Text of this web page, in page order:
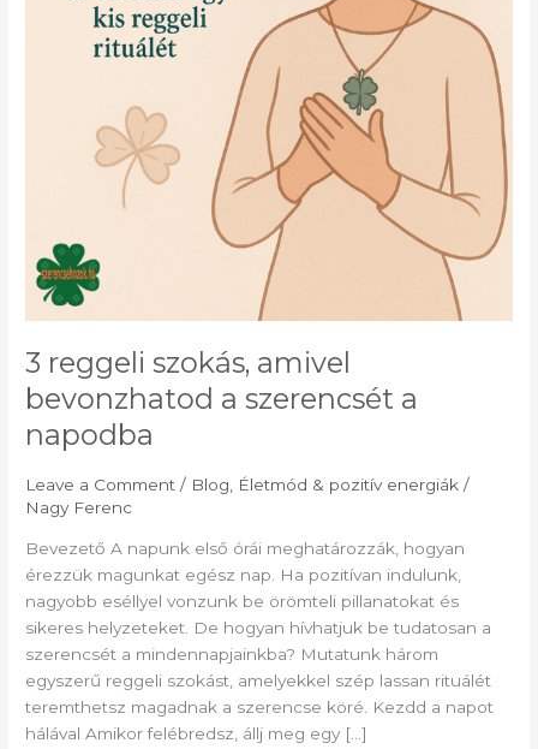
3 reggeli szokás, amivel
bevonzhatod a szerencsét a
napodba
Leave a Comment / Blog Életmód & pozitív energiák /
Nagy Ferenc
Bevezető A napunk első órái meghatározzák, hogyan
érezzük magunkat egész nap. Ha pozitívan indulunk,
nagyobb eséllyel vonzunk be örömteli pillanatokat és
sikeres helyzeteket. De hogyan hívhatjuk be tudatosan a
szerencsét a mindennapjainkba? Mutatunk három
egyszerű reggeli szokást, amelyekkel szép lassan rituálét
teremthetsz magadnak a szerencse köré. Kezdd a napot
hálával Amikor felébredsz, állj meg egy […]